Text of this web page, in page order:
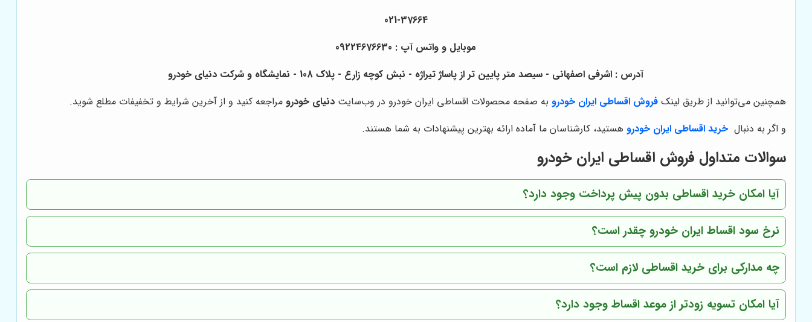
021-37664
موبایل و واتس آپ : 09224676630
آدرس : اشرفی اصفهانی - سیصد متر پایین تر از پاساژ تیراژه - نبش کوچه زارع - پلاک 108 - نمایشگاه و شرکت دنیای خودرو
همچنین می‌توانید از طریق لینک فروش اقساطی ایران خودروبه صفحه محصولات اقساطی ایران خودرو در وب‌سایت دنیای خودرومراجعه کنید و از آخرین شرایط و تخفیفات مطلع شوید.
و اگر به دنبال خرید اقساطی ایران خودروهستید، کارشناسان ما آماده ارائه بهترین پیشنهادات به شما هستند.
سوالات متداول فروش اقساطی ایران خودرو
آیا امکان خرید اقساطی بدون پیش پرداخت وجود دارد؟
نرخ سود اقساط ایران خودرو چقدر است؟
چه مدارکی برای خرید اقساطی لازم است؟
آیا امکان تسویه زودتر از موعد اقساط وجود دارد؟